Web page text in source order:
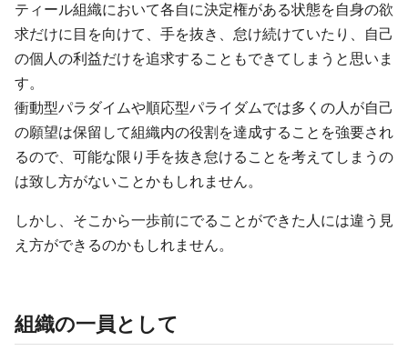
ティール組織において各自に決定権がある状態を自身の欲
求だけに目を向けて、手を抜き、怠け続けていたり、自己
の個人の利益だけを追求することもできてしまうと思いま
す。
衝動型パラダイムや順応型パライダムでは多くの人が自己
の願望は保留して組織内の役割を達成することを強要され
るので、可能な限り手を抜き怠けることを考えてしまうの
は致し方がないことかもしれません。
しかし、そこから一歩前にでることができた人には違う見
え方ができるのかもしれません。
組織の一員として